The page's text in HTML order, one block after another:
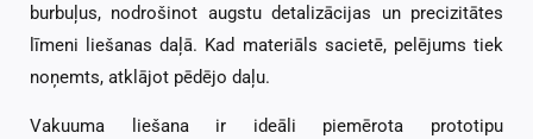
burbuļus, nodrošinot augstu detalizācijas un precizitātes
līmeni liešanas daļā. Kad materiāls sacietē, pelējums tiek
noņemts, atklājot pēdējo daļu.
Vakuuma liešana ir ideāli piemērota prototipu